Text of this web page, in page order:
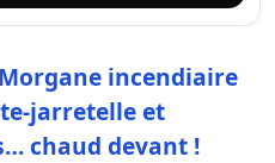
incendiaire
jarretelle et
chaud devant !